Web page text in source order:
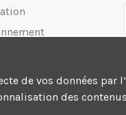
de vos données par
des